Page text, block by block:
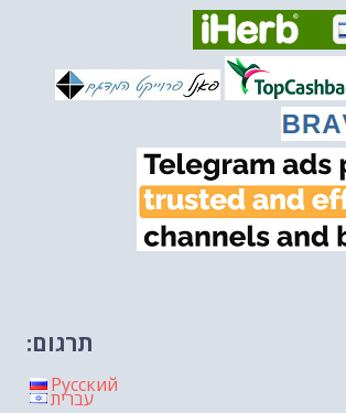
מיכאל בן ארי על דילמת המנהיגות....
מיכאל בן ארי על פרשת הת...
מיכאל בן ארי על פרשת הת...
מיכאל בן ארי על פרשת הת...-- 13/02/2026
מיכאל בן ארי על פרשת השבוע ת...-- 06/02/2026
חלקם של היהודים הולך ופוחת....
מיכאל בן ארי על פרשת השבוע ת...
תרגום:
Русский
עברית